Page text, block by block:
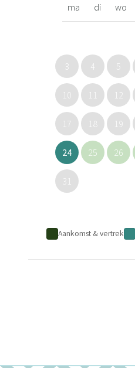
ma
di wo
3 4 5
10 11 12
17 18 19
24 25 26
31
Aankomst & vertrek